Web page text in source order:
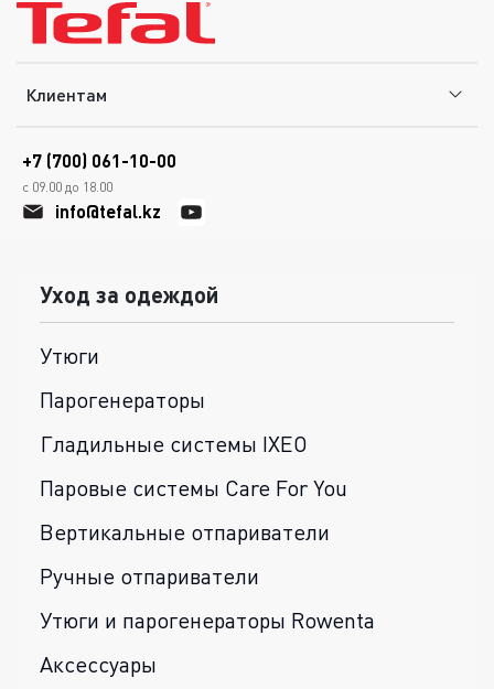
Клиентам
+7 (700) 061-10-00
с 09.00 до 18.00
info@tefal.kz
Уход за одеждой
Утюги
Парогенераторы
Гладильные системы IXEO
Паровые системы Care For You
Вертикальные отпариватели
Ручные отпариватели
Утюги и парогенераторы Rowenta
Аксессуары